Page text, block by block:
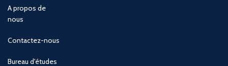
A propos de
nous
Contactez-nous
Bureau d'études